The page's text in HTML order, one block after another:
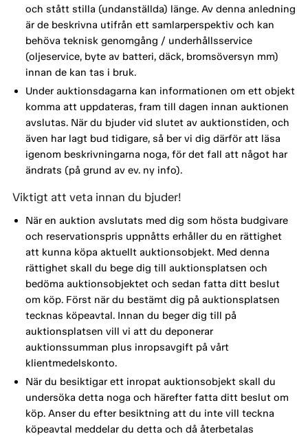
och stått stilla (undanställda) länge. Av denna anledning
är de beskrivna utifrån ett samlarperspektiv och kan
behöva teknisk genomgång / underhållsservice
(oljeservice, byte av batteri, däck, bromsöversyn mm)
innan de kan tas i bruk.
Under auktionsdagarna kan informationen om ett objekt
komma att uppdateras, fram till dagen innan auktionen
avslutas. När du bjuder vid slutet av auktionstiden, och
även har lagt bud tidigare, så ber vi dig därför att läsa
igenom beskrivningarna noga, för det fall att något har
ändrats (på grund av ev. ny info).
Viktigt att veta innan du bjuder!
När en auktion avslutats med dig som hösta budgivare
och reservationspris uppnåtts erhåller du en rättighet
att kunna köpa aktuellt auktionsobjekt. Med denna
rättighet skall du bege dig till auktionsplatsen och
bedöma auktionsobjektet och sedan fatta ditt beslut
om köp. Först när du bestämt dig på auktionsplatsen
tecknas köpeavtal. Innan du beger dig till på
auktionsplatsen vill vi att du deponerar
auktionssumman plus inropsavgift på vårt
klientmedelskonto.
När du besiktigar ett inropat auktionsobjekt skall du
undersöka detta noga och härefter fatta ditt beslut om
köp. Anser du efter besiktning att du inte vill teckna
köpeavtal meddelar du detta och då återbetalas